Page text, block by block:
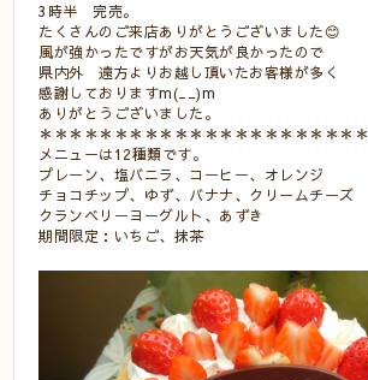
3時半 完売。
たくさんのご来店ありがとうございました😊
風が強かったですがお天気が良かったので
県内外 遠方よりお越し頂いたお客様が多く
感謝しておりますm(__)m
ありがとうございました。
＊＊＊＊＊＊＊＊＊＊＊＊＊＊＊＊＊＊＊＊＊＊
メニューは12種類です。
プレーン、塩バニラ、コーヒー、オレンジ
チョコチップ、ゆず、バナナ、クリームチーズ
クランベリーヨーグルト、あずき
期間限定：いちご、抹茶